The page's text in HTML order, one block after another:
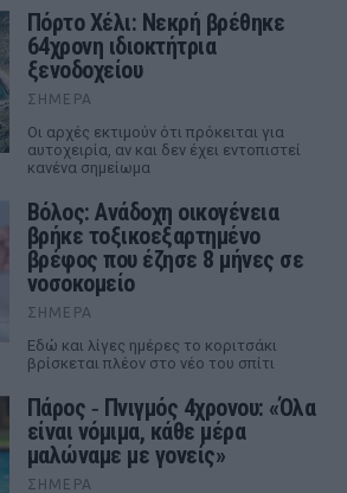
Πόρτο Χέλι: Νεκρή βρέθηκε
64χρονη ιδιοκτήτρια
ξενοδοχείου
ΣΉΜΕΡΑ
Οι αρχές εκτιμούν ότι πρόκειται για
αυτοχειρία, αν και δεν έχει εντοπιστεί
κανένα σημείωμα
Βόλος: Ανάδοχη οικογένεια
βρήκε τοξικοεξαρτημένο
βρέφος που έζησε 8 μήνες σε
νοσοκομείο
ΣΉΜΕΡΑ
Εδώ και λίγες ημέρες το κοριτσάκι
βρίσκεται πλέον στο νέο του σπίτι
Πάρος ‑ Πνιγμός 4χρονου: «Όλα
είναι νόμιμα, κάθε μέρα
μαλώναμε με γονείς»
ΣΉΜΕΡΑ